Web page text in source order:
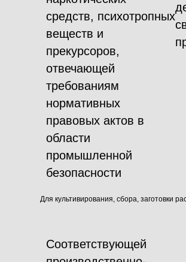
средств, психотропных
веществ и
прекурсоров,
отвечающей
требованиям
нормативных
правовых актов в
области
промышленной
безопасности
Для культивирования, сбора, заготовки
Соответствующей